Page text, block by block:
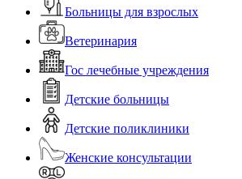
Больницы для взрослых
Ветеринария
Гос лечебные учреждения
Детские больницы
Детские поликлиники
Женские консультации